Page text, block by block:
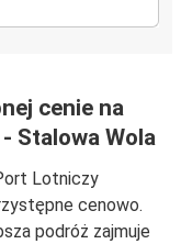
cenie na
Stalowa Wola
Lotniczy
cenowo.
podróż zajmuje